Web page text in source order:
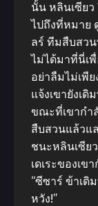
นั้น หลินเซียว
ไปถึงที่หมาย
ลร์ ทีมสืบสวน
ไม่ได้มาที่นี่เ
อย่าลืมไม่เพี
แจ้งเขายังเ
ขณะที่เขากํา
สืบสวนแล้วแ
ชนะหลินเซีย
เดเระของเข
“ซีซาร์ ข้าเดิ
หวัง!”